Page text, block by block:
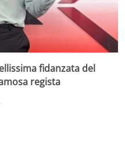
fidanzata del
regista